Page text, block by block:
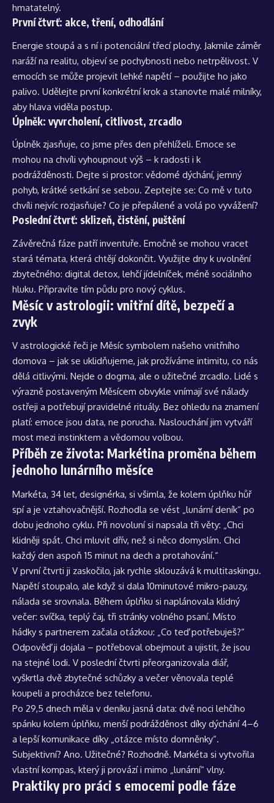
hmatatelný.
První čtvrť: akce, tření, odhodlání
Energie stoupá a s ní i potenciální třecí plochy. Jakmile záměr
naráží na realitu, objeví se pochybnosti nebo netrpělivost. V
emocích se může projevit lehké napětí – použijte ho jako
palivo. Udělejte první konkrétní krok a stanovte malé milníky,
aby hlava viděla postup.
Úplněk: vyvrcholení, citlivost, zrcadlo
Úplněk zjasňuje, co jsme přes den přehlíželi. Emoce se
mohou na chvíli vyhoupnout výš – k radosti i k
podrážděnosti. Dejte si prostor: vědomé dýchání, jemný
pohyb, krátké setkání se sebou. Zeptejte se: Co mě v tuto
chvíli nejvíc rozjasňuje? Co je přepálené a volá po vyvážení?
Poslední čtvrť: sklizeň, čistění, puštění
Závěrečná fáze patří inventuře. Emočně se mohou vracet
stará témata, která chtějí dokončit. Využijte dny k uvolnění
zbytečného: digital detox, lehčí jídelníček, méně sociálního
hluku. Připravíte tím půdu pro nový cyklus.
Měsíc v astrologii: vnitřní dítě, bezpečí a
zvyk
V astrologické řeči je Měsíc symbolem našeho vnitřního
domova – jak se uklidňujeme, jak prožíváme intimitu, co nás
dělá citlivými. Nejde o dogma, ale o užitečné zrcadlo. Lidé s
výrazně postaveným Měsícem obvykle vnímají své nálady
ostřeji a potřebují pravidelné rituály. Bez ohledu na znamení
platí: emoce jsou data, ne porucha. Naslouchání jim vytváří
most mezi instinktem a vědomou volbou.
Příběh ze života: Markétina proměna během
jednoho lunárního měsíce
Markéta, 34 let, designérka, si všimla, že kolem úplňku hůř
spí a je vztahovačnější. Rozhodla se vést „lunární deník“ po
dobu jednoho cyklu. Při novoluní si napsala tři věty: „Chci
klidněji spát. Chci mluvit dřív, než si něco domyslím. Chci
každý den aspoň 15 minut na dech a protahování.“
V první čtvrti ji zaskočilo, jak rychle sklouzává k multitaskingu.
Napětí stoupalo, ale když si dala 10minutové mikro-pauzy,
nálada se srovnala. Během úplňku si naplánovala klidný
večer: svíčka, teplý čaj, tři stránky volného psaní. Místo
hádky s partnerem začala otázkou: „Co teď potřebuješ?“
Odpověď ji dojala – potřeboval obejmout a ujistit, že jsou
na stejné lodi. V poslední čtvrti přeorganizovala diář,
vyškrtla dvě zbytečné schůzky a večer věnovala teplé
koupeli a procházce bez telefonu.
Po 29,5 dnech měla v deníku jasná data: dvě noci lehčího
spánku kolem úplňku, menší podrážděnost díky dýchání 4–6
a lepší komunikace díky „otázce místo domněnky“.
Subjektivní? Ano. Užitečné? Rozhodně. Markéta si vytvořila
vlastní kompas, který ji provází i mimo „lunární“ vlny.
Praktiky pro práci s emocemi podle fáze